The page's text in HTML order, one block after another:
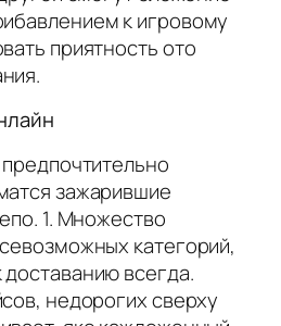
к игровому
приятность ото
зажарившие
1. Множество
категорий,
всегда.
недорогих сверху